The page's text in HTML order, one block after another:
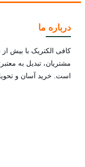
درباره ما
مشتریان، تبدیل به
است. خرید آسان و